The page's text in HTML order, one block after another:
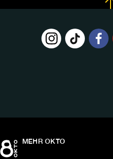
MEHR OKTO